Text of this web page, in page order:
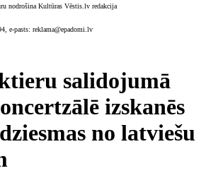
nodrošina Kultūras Vēstis.lv redakcija
e-pasts: reklama@epadomi.lv
salidojumā
izskanēs
no latviešu